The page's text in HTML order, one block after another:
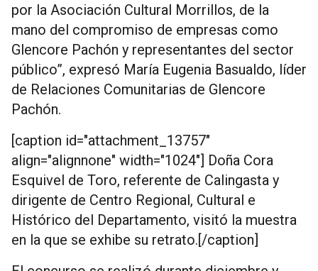
por la Asociación Cultural Morrillos, de la
mano del compromiso de empresas como
Glencore Pachón y representantes del sector
público”, expresó María Eugenia Basualdo, líder
de Relaciones Comunitarias de Glencore
Pachón.
[caption id="attachment_13757"
align="alignnone" width="1024"] Doña Cora
Esquivel de Toro, referente de Calingasta y
dirigente de Centro Regional, Cultural e
Histórico del Departamento, visitó la muestra
en la que se exhibe su retrato.[/caption]